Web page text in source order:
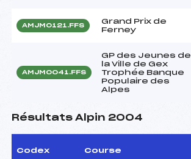
AMJM0121.FFS
Grand Prix de
Ferney
AMJM0041.FFS
GP des Jeunes de
la Ville de Gex
Trophée Banque
Populaire des
Alpes
Résultats Alpin 2004
Codex Course